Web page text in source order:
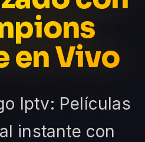
en Vivo
Iptv: Películas
instante con